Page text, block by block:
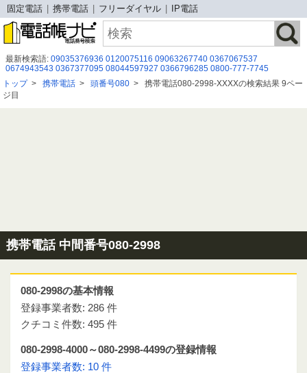
固定電話 携帯電話 フリーダイヤル IP電話
最新検索語: 09035376936 0120075116 09063267740 0367067537
0674943543 0367377095 08044597927 0366796285 0800-777-7745
08020590752 08080884852 0368975846 05036296390
052-589-2229
0452798300 09027953549 0489 29 5601 0196362873 08002002023
08016006473
トップ> 携帯電話 > 頭番号080 > 携帯電話080-2998-XXXXの検索結果 9ペー
ジ目
携帯電話 中間番号080-2998
080-2998の基本情報
登録事業者数: 286 件
クチコミ件数: 495 件
080-2998-4000～080-2998-4499の登録情報
登録事業者数: 10 件